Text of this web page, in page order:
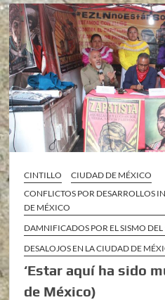
CINTILLO
CIUDAD DE MÉXICO
CONFLICTOS POR DESARROLLOS
DE MÉXICO
DAMNIFICADOS POR EL SISMO DEL
DESALOJOS EN LA CIUDAD DE
‘Estar aquí ha sido
de México)